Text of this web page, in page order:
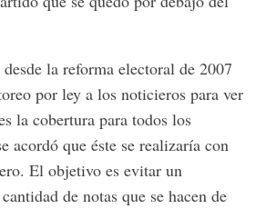
la reforma electoral de 2007
por ley a los noticieros para ver
la cobertura para todos los
acordó que éste se realizaría con
El objetivo es evitar un
de notas que se hacen de